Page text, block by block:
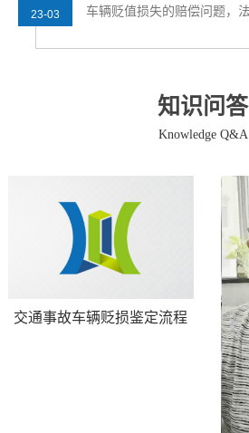
23-03
知识问答
Knowledge Q&A
交通事故车辆贬损鉴定流程